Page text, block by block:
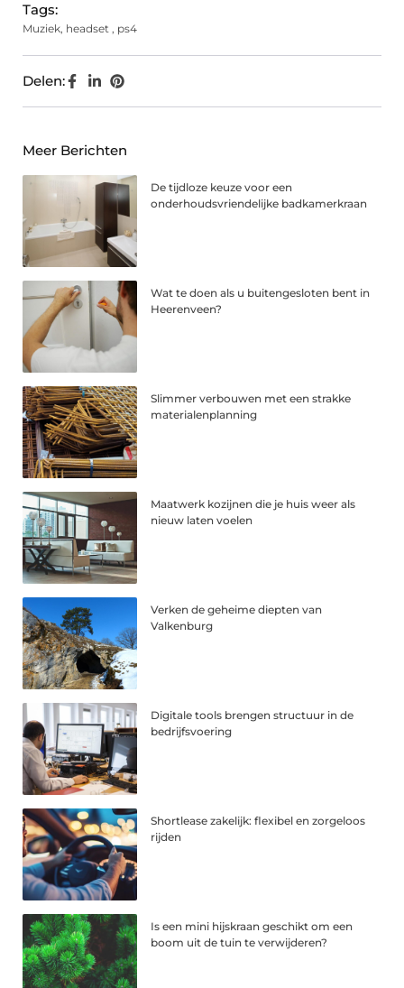
Tags:
Muziek, headset , ps4
Delen:
Meer Berichten
De tijdloze keuze voor een
onderhoudsvriendelijke badkamerkraan
Wat te doen als u buitengesloten bent in
Heerenveen?
Slimmer verbouwen met een strakke
materialenplanning
Maatwerk kozijnen die je huis weer als
nieuw laten voelen
Verken de geheime diepten van
Valkenburg
Digitale tools brengen structuur in de
bedrijfsvoering
Shortlease zakelijk: flexibel en zorgeloos
rijden
Is een mini hijskraan geschikt om een
boom uit de tuin te verwijderen?